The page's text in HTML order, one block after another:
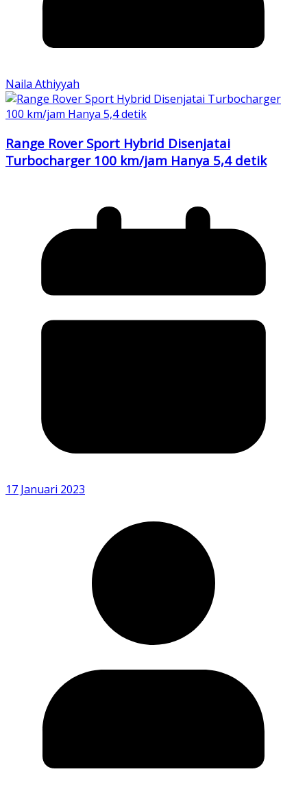
Naila Athiyyah
Range Rover Sport Hybrid Disenjatai
Turbocharger 100 km/jam Hanya 5,4 detik
17 Januari 2023